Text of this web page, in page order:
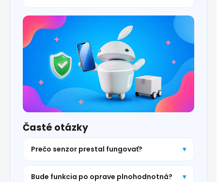
Časté otázky
Prečo senzor prestal fungovať?
Bude funkcia po oprave plnohodnotná?